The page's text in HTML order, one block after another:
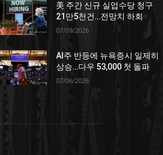
美 주간 신규 실업수당 청구
21만5천건…전망치 하회
07/09/2026
AI주 반등에 뉴욕증시 일제히
상승…다우 53,000 첫 돌파
07/06/2026